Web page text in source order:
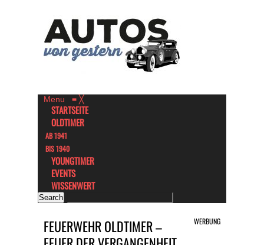
Menu ≡ ╳
STARTSEITE
OLDTIMER
AB 1941
BIS 1940
YOUNGTIMER
EVENTS
WISSENWERT
FEUERWEHR OLDTIMER –
WERBUNG